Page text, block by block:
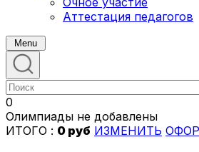
Аттестация педагогов
Menu
0
Олимпиады не добавлены
ИТОГО : 0 руб ИЗМЕНИТЬ